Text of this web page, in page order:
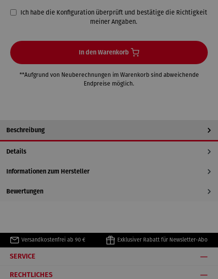
Ich habe die Konfiguration überprüft und bestätige die Richtigkeit
meiner Angaben.
In den Warenkorb
**Aufgrund von Neuberechnungen im Warenkorb sind abweichende
Endpreise möglich.
Beschreibung
Details
Informationen zum Hersteller
Bewertungen
Versandkostenfrei ab 90 € Exklusiver Rabatt für Newsletter-Abo
SERVICE
RECHTLICHES